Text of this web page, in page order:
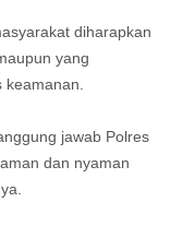
diharapkan
yang
keamanan.
jawab Polres
dan nyaman